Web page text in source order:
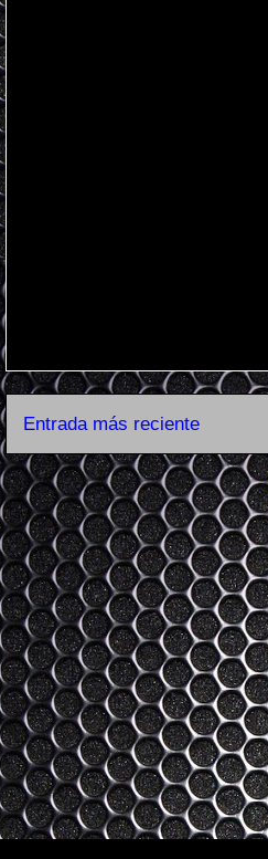
Entrada más reciente